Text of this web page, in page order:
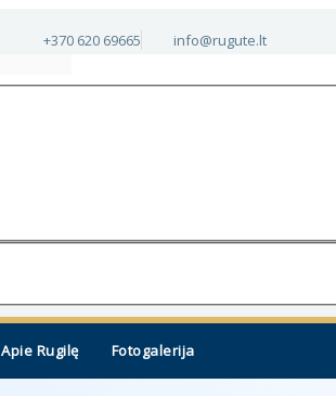
+370 620 69665 info@rugute.lt
Apie Rugilę Fotogalerija